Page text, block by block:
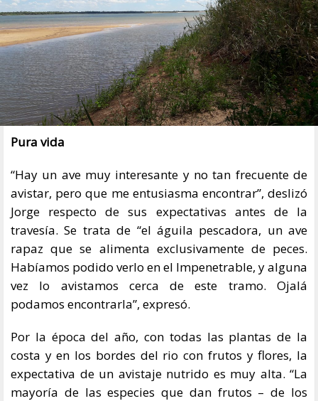
Pura vida
“Hay un ave muy interesante y no tan frecuente de
avistar, pero que me entusiasma encontrar”, deslizó
Jorge respecto de sus expectativas antes de la
travesía. Se trata de “el águila pescadora, un ave
rapaz que se alimenta exclusivamente de peces.
Habíamos podido verlo en el Impenetrable, y alguna
vez lo avistamos cerca de este tramo. Ojalá
podamos encontrarla”, expresó.
Por la época del año, con todas las plantas de la
costa y en los bordes del rio con frutos y flores, la
expectativa de un avistaje nutrido es muy alta. “La
mayoría de las especies que dan frutos – de los